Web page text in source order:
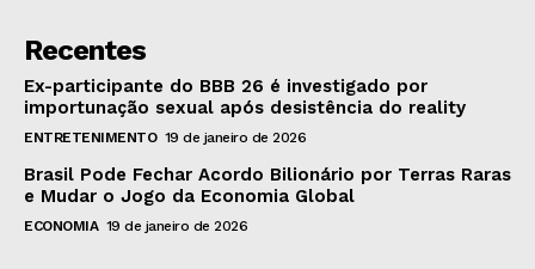
Recentes
Ex-participante do BBB 26 é investigado por
importunação sexual após desistência do reality
ENTRETENIMENTO 19 de janeiro de 2026
Brasil Pode Fechar Acordo Bilionário por Terras Raras
e Mudar o Jogo da Economia Global
ECONOMIA 19 de janeiro de 2026